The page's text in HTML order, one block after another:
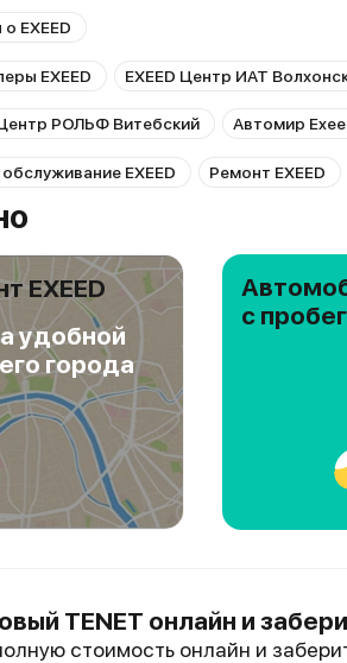
EXEED
EXEED EXEED Центр ИАТ
Центр РОЛЬФ Витебский Автомир
EXEED Ремонт EXEED
EXEED
удобной
города
с
TENET онлайн и
стоимость онлайн и